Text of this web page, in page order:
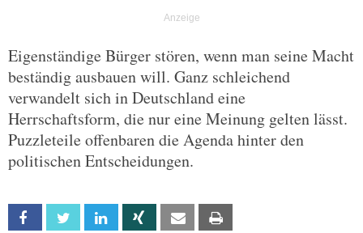
Eigenständige Bürger stören, wenn man seine Macht
beständig ausbauen will. Ganz schleichend
verwandelt sich in Deutschland eine
Herrschaftsform, die nur eine Meinung gelten lässt.
Puzzleteile offenbaren die Agenda hinter den
politischen Entscheidungen.
Facebook Twitter Linkedin Xing Email